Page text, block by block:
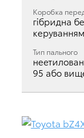
Коробка
гібридна
Тип пального
95 або